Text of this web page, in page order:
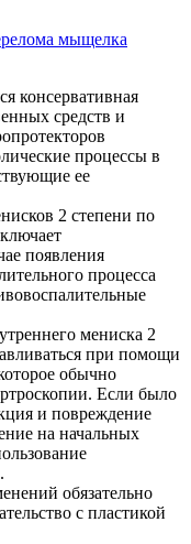
мыщелка
консервативная
средств и
процессы в
ее
2 степени по
появления
процесса
мениска 2
при помощи
обычно
Если было
и повреждение
на начальных
обязательно
с пластикой